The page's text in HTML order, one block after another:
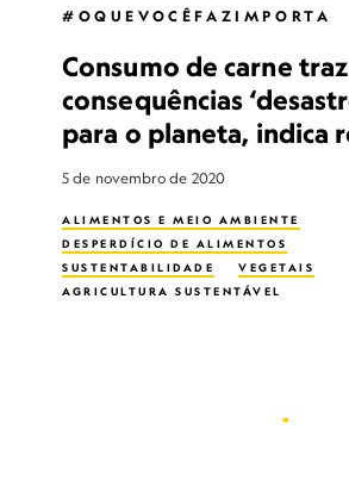
#OQUEVOCÊFAZIMPORTA
Consumo de carne traz
consequências
para o planeta, indica
5 de novembro de 2020
ALIMENTOS E MEIO AMBIENTE
DESPERDÍCIO DE ALIMENTOS
SUSTENTABILIDADE
VEGETAIS
AGRICULTURA SUSTENTÁVEL